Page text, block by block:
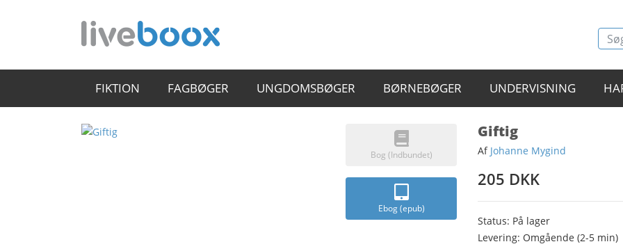
FIKTION FAGBØGER UNGDOMSBØGER BØRNEBØGER UNDERVISNING
Bog (Indbundet)
Ebog (epub)
Giftig
Af Johanne Mygind
205 DKK
Status: På lager
Levering: Omgående (2-5 min)